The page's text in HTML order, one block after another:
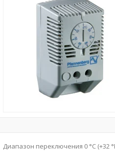
Диапазон переключения 0 °C (+32